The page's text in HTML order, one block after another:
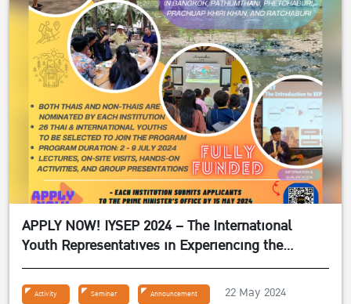
APPLY NOW! IYSEP 2024 – The International
Youth Representatives in Experiencing the
Sufficiency Economy Philosophy 2024
Activity Seminar Announcement 22 May 2024